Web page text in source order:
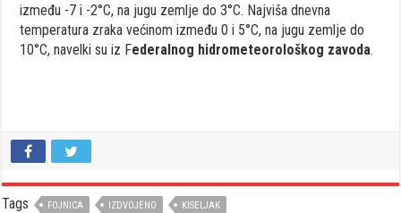
između -7 i -2°C, na jugu zemlje do 3°C. Najviša dnevna
temperatura zraka većinom između 0 i 5°C, na jugu zemlje do
10°C, navelki su iz Federalnog hidrometeorološkog zavoda.
Tags FOJNICA IZDVOJENO KISELJAK